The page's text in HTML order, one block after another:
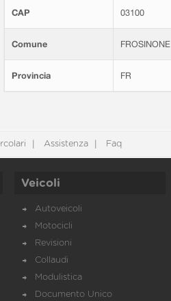
CAP 03100
Comune FROSINONE
Provincia FR
Assistenza Faq
Veicoli
Autoveicoli
Motocicli
Revisioni
Collaudi
Modulistica
Documento Unico